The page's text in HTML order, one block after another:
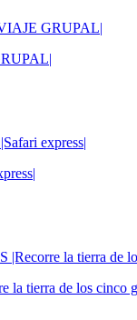
tierra de los cinco